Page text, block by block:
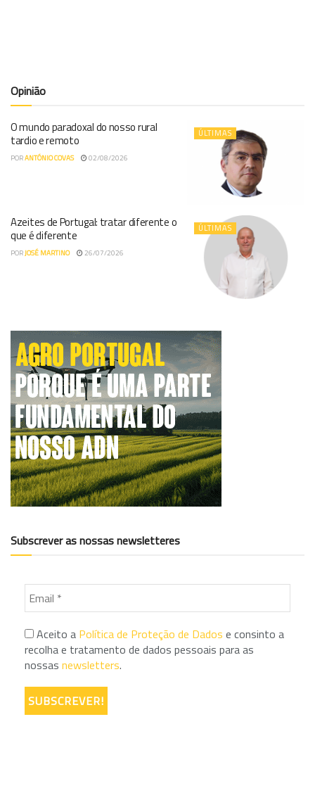
Opinião
ÚLTIMAS
O mundo paradoxal do nosso rural
tardio e remoto
PORANTÓNIO COVAS 02/08/2026
ÚLTIMAS
Azeites de Portugal: tratar diferente o
que é diferente
PORJOSÉ MARTINO 26/07/2026
Subscrever as nossas newsletteres
Aceito a Política de Proteção de Dados e consinto a
recolha e tratamento de dados pessoais para as
nossas newsletters.